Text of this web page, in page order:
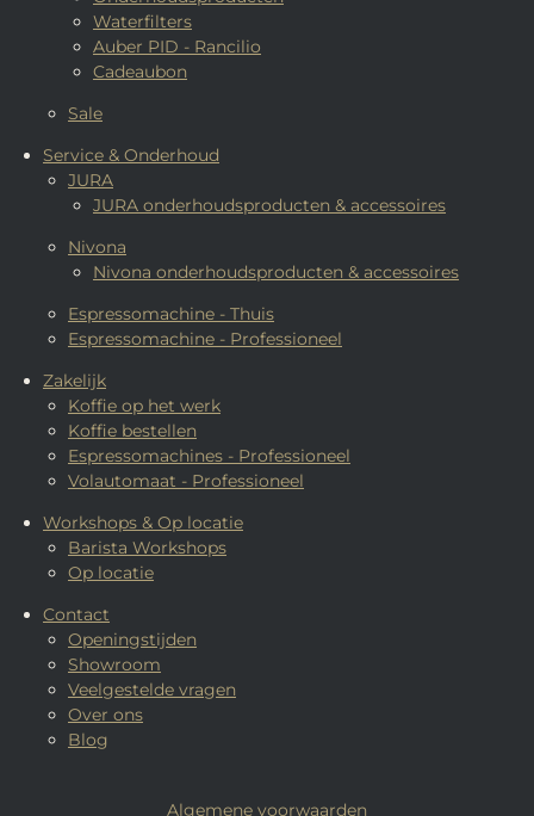
Waterfilters
Auber PID - Rancilio
Cadeaubon
Sale
Service & Onderhoud
JURA
JURA onderhoudsproducten & accessoires
Nivona
Nivona onderhoudsproducten & accessoires
Espressomachine - Thuis
Espressomachine - Professioneel
Zakelijk
Koffie op het werk
Koffie bestellen
Espressomachines - Professioneel
Volautomaat - Professioneel
Workshops & Op locatie
Barista Workshops
Op locatie
Contact
Openingstijden
Showroom
Veelgestelde vragen
Over ons
Blog
Algemene voorwaarden